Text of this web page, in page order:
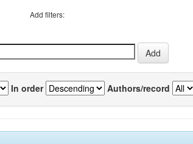
Add filters:
In order Authors/record